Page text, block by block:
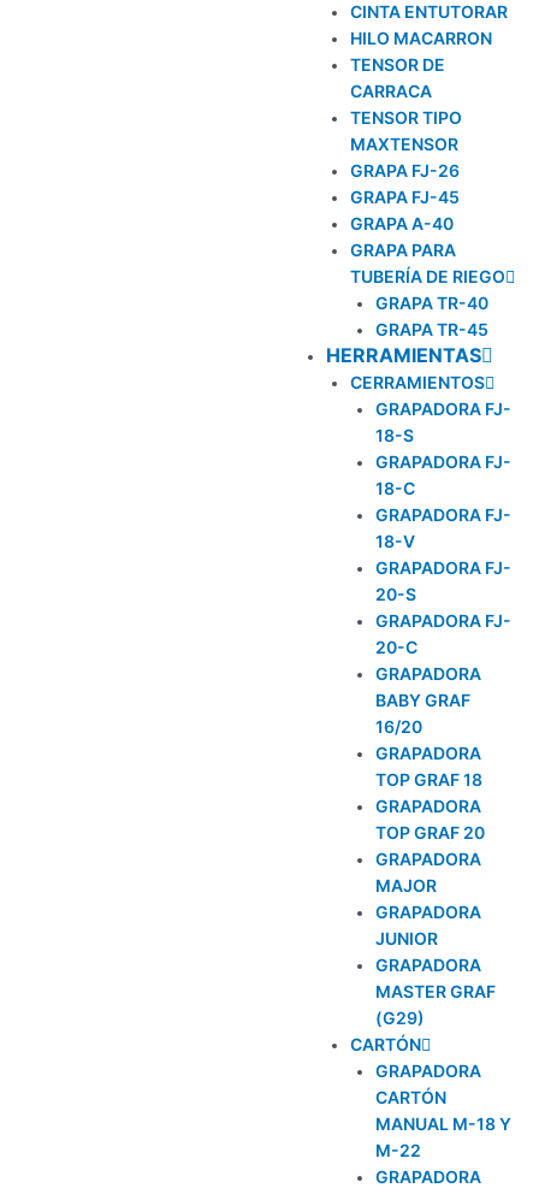
CINTA ENTUTORAR
HILO MACARRON
TENSOR DE
CARRACA
TENSOR TIPO
MAXTENSOR
GRAPA FJ-26
GRAPA FJ-45
GRAPA A-40
GRAPA PARA
TUBERÍA DE RIEGO
GRAPA TR-40
GRAPA TR-45
HERRAMIENTAS
CERRAMIENTOS
GRAPADORA FJ-
18-S
GRAPADORA FJ-
18-C
GRAPADORA FJ-
18-V
GRAPADORA FJ-
20-S
GRAPADORA FJ-
20-C
GRAPADORA
BABY GRAF
16/20
GRAPADORA
TOP GRAF 18
GRAPADORA
TOP GRAF 20
GRAPADORA
MAJOR
GRAPADORA
JUNIOR
GRAPADORA
MASTER GRAF
(G29)
CARTÓN
GRAPADORA
CARTÓN
MANUAL M-18 Y
M-22
GRAPADORA